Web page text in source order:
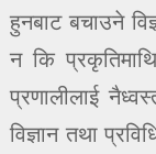
हुनबाट बचाउने
न कि
प्रणालीलाई
विज्ञान तथा